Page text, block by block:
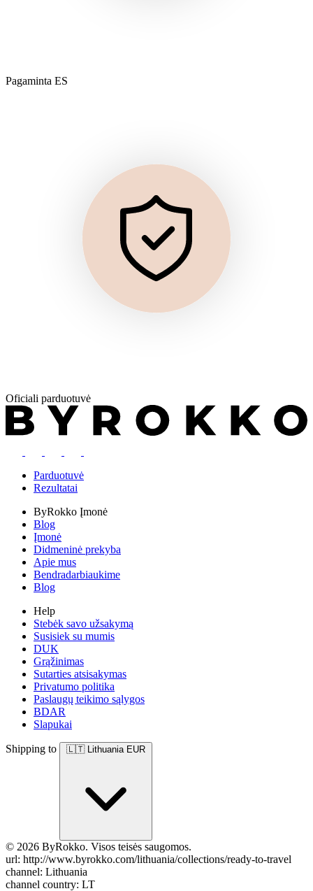
Pagaminta ES
Oficiali parduotuvė
Parduotuvė
Rezultatai
ByRokko Įmonė
Blog
Įmonė
Didmeninė prekyba
Apie mus
Bendradarbiaukime
Blog
Help
Stebėk savo užsakymą
Susisiek su mumis
DUK
Grąžinimas
Sutarties atsisakymas
Privatumo politika
Paslaugų teikimo sąlygos
BDAR
Slapukai
Shipping to 🇱🇹 Lithuania EUR
© 2026 ByRokko. Visos teisės saugomos.
url: http://www.byrokko.com/lithuania/collections/ready-to-travel
channel: Lithuania
channel country: LT